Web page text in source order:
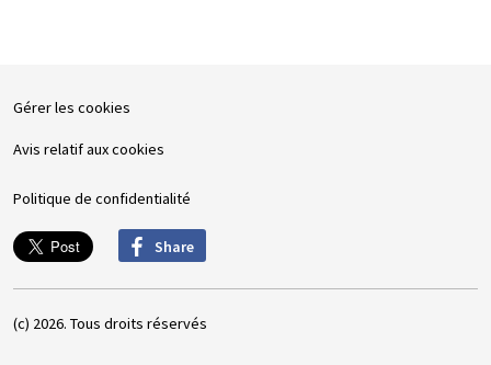
Gérer les cookies
Avis relatif aux cookies
Politique de confidentialité
Share
(c) 2026. Tous droits réservés